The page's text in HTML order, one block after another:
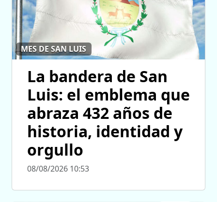
MES DE SAN LUIS
La bandera de San
Luis: el emblema que
abraza 432 años de
historia, identidad y
orgullo
08/08/2026 10:53